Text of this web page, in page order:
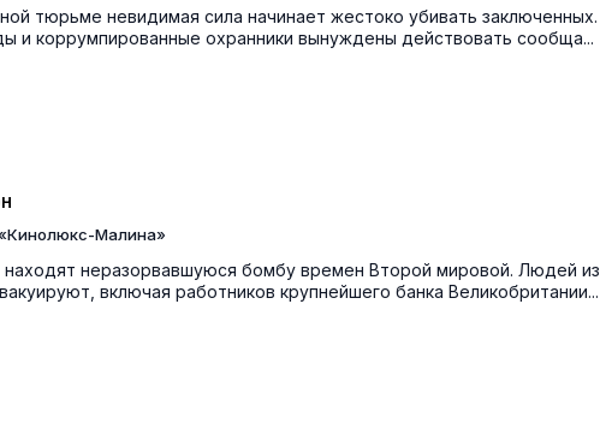
тюрьме невидимая сила начинает жестоко убивать заключенных.
и коррумпированные охранники вынуждены действовать сообща...
«Кинолюкс-Малина»
неразорвавшуюся бомбу времен Второй мировой. Людей из
включая работников крупнейшего банка Великобритании...